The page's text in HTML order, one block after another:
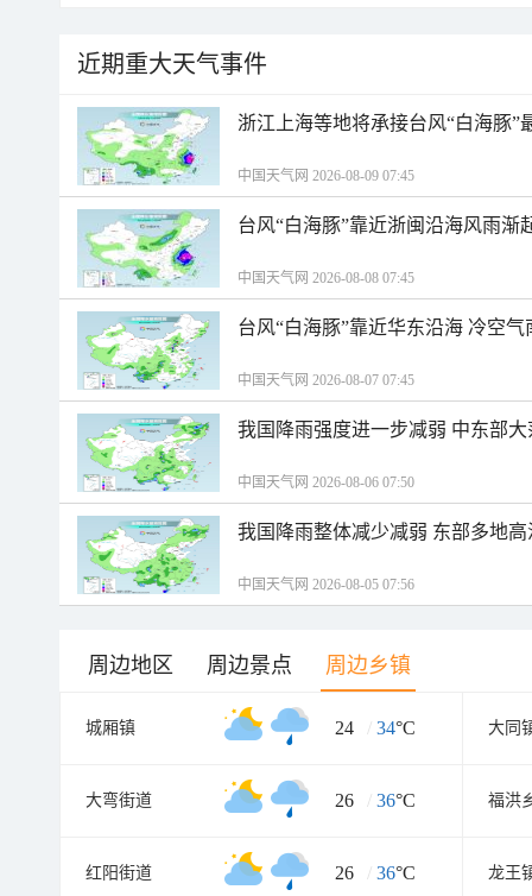
近期重大天气事件
浙江上海等地将承接台风“白海豚”
中国天气网 2026-08-09 07:45
台风“白海豚”靠近浙闽沿海风雨渐
中国天气网 2026-08-08 07:45
台风“白海豚”靠近华东沿海 冷空
中国天气网 2026-08-07 07:45
我国降雨强度进一步减弱 中东部
中国天气网 2026-08-06 07:50
我国降雨整体减少减弱 东部多地
中国天气网 2026-08-05 07:56
周边地区 周边景点 周边乡镇
城厢镇 24 / 34°C 大同
大弯街道 26 / 36°C 福洪
红阳街道 26 / 36°C 龙王